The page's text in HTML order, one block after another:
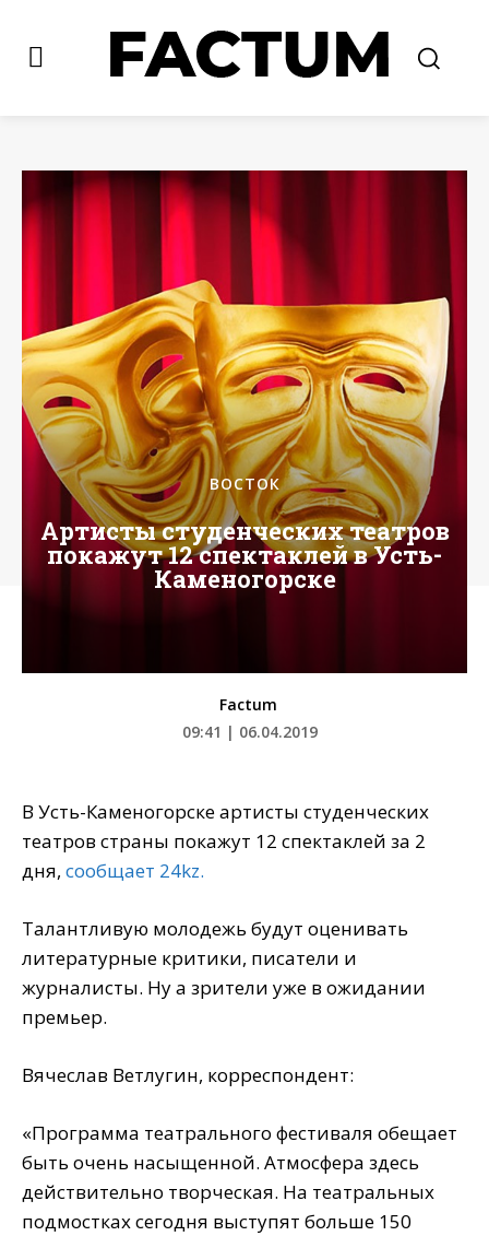
ВОСТОК
Артисты студенческих театров
покажут 12 спектаклей в Усть-
Каменогорске
Factum
09:41 | 06.04.2019
В Усть-Каменогорске артисты студенческих
театров страны покажут 12 спектаклей за 2
дня, сообщает 24kz.
Талантливую молодежь будут оценивать
литературные критики, писатели и
журналисты. Ну а зрители уже в ожидании
премьер.
Вячеслав Ветлугин, корреспондент:
«Программа театрального фестиваля обещает
быть очень насыщенной. Атмосфера здесь
действительно творческая. На театральных
подмостках сегодня выступят больше 150